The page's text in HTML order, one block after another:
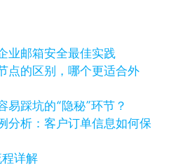
业邮箱安全最佳实践
点的区别，哪个更适合外
易踩坑的“隐秘”环节？
分析：客户订单信息如何保
详解